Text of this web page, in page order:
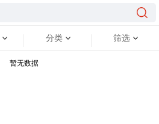
分类 筛选
暂无数据